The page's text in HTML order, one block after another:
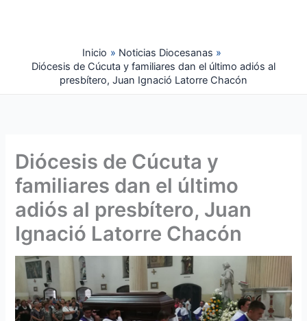
Inicio
Noticias Diocesanas
Diócesis de Cúcuta y familiares dan el último adiós al
presbítero, Juan Ignació Latorre Chacón
Diócesis de Cúcuta y
familiares dan el último
adiós al presbítero, Juan
Ignació Latorre Chacón